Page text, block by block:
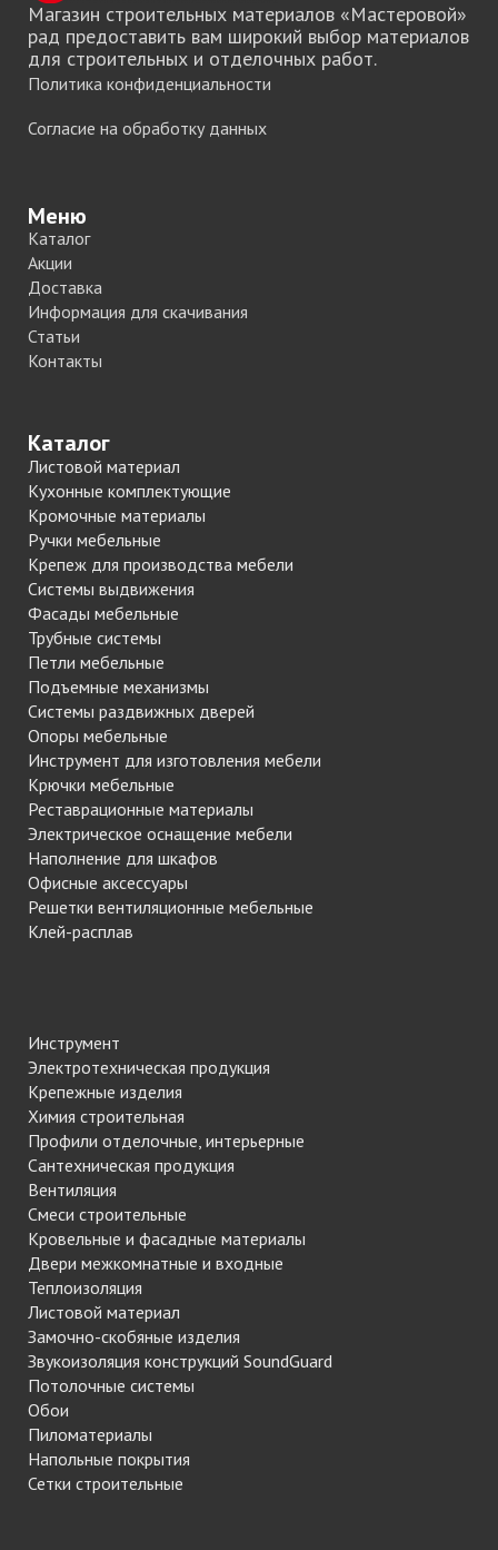
Магазин строительных материалов «Мастеровой»
рад предоставить вам широкий выбор материалов
для строительных и отделочных работ.
Политика конфиденциальности
Согласие на обработку данных
Меню
Каталог
Акции
Доставка
Информация для скачивания
Статьи
Контакты
Каталог
Листовой материал
Кухонные комплектующие
Кромочные материалы
Ручки мебельные
Крепеж для производства мебели
Системы выдвижения
Фасады мебельные
Трубные системы
Петли мебельные
Подъемные механизмы
Системы раздвижных дверей
Опоры мебельные
Инструмент для изготовления мебели
Крючки мебельные
Реставрационные материалы
Электрическое оснащение мебели
Наполнение для шкафов
Офисные аксессуары
Решетки вентиляционные мебельные
Клей-расплав
Инструмент
Электротехническая продукция
Крепежные изделия
Химия строительная
Профили отделочные, интерьерные
Сантехническая продукция
Вентиляция
Смеси строительные
Кровельные и фасадные материалы
Двери межкомнатные и входные
Теплоизоляция
Листовой материал
Замочно-скобяные изделия
Звукоизоляция конструкций SoundGuard
Потолочные системы
Обои
Пиломатериалы
Напольные покрытия
Сетки строительные